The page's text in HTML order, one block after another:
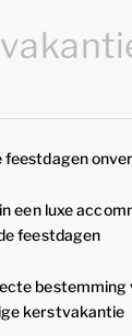
feestdagen
een luxe
feestdagen
bestemming
kerstvakantie